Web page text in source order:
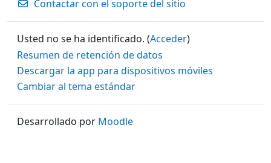
Contactar con el soporte del sitio
Usted no se ha identificado. (Acceder)
Resumen de retención de datos
Descargar la app para dispositivos móviles
Cambiar al tema estándar
Desarrollado por Moodle